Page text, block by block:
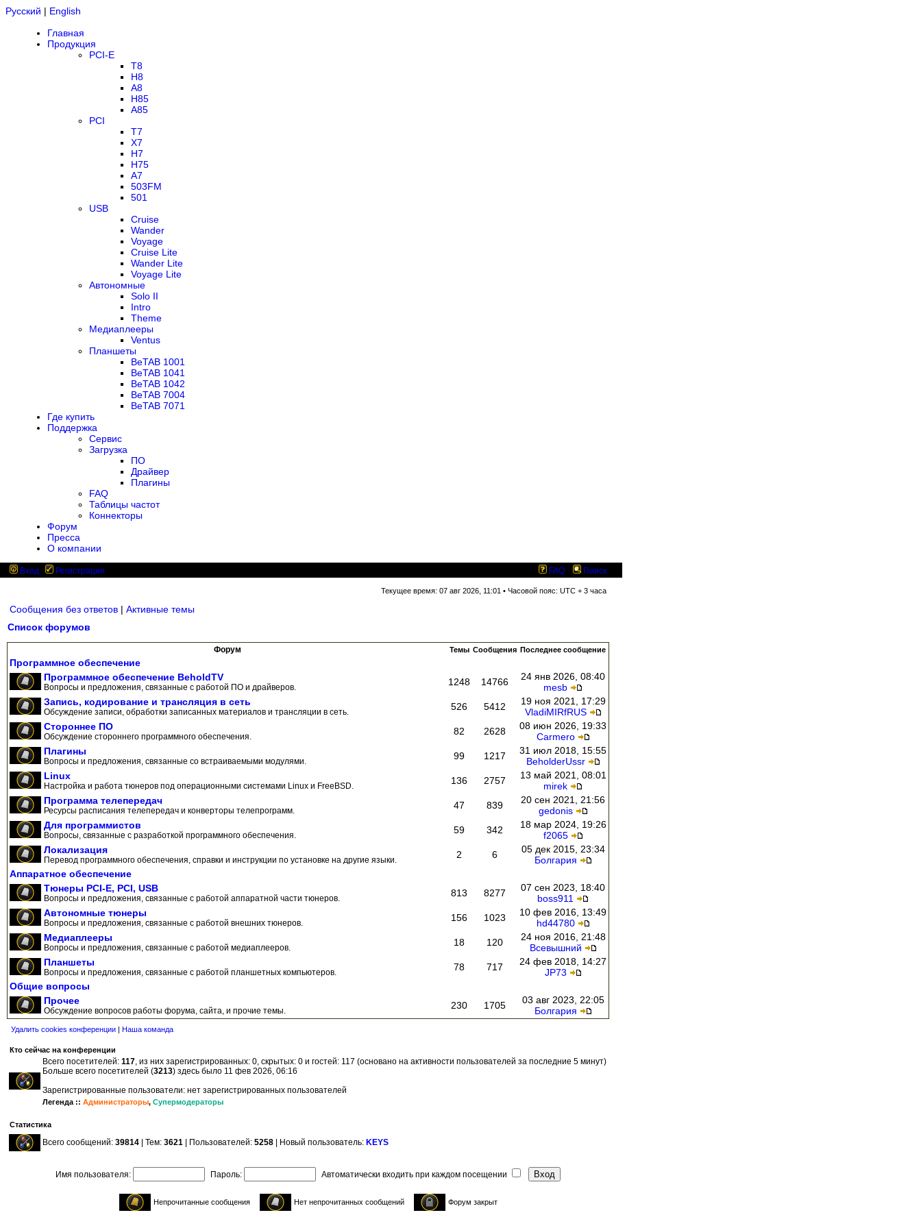
Русский | English
Главная
Продукция
PCI-E
T8
H8
A8
H85
A85
PCI
T7
X7
H7
H75
A7
503FM
501
USB
Cruise
Wander
Voyage
Cruise Lite
Wander Lite
Voyage Lite
Автономные
Solo II
Intro
Theme
Медиаплееры
Ventus
Планшеты
BeTAB 1001
BeTAB 1041
BeTAB 1042
BeTAB 7004
BeTAB 7071
Где купить
Поддержка
Сервис
Загрузка
ПО
Драйвер
Плагины
FAQ
Таблицы частот
Коннекторы
Форум
Пресса
О компании
Вход Регистрация FAQ Поиск
Текущее время: 07 авг 2026, 11:01 • Часовой пояс: UTC + 3 часа
Сообщения без ответов | Активные темы
Список форумов
Форум Темы Сообщения Последнее сообщение
Программное обеспечение
Программное обеспечение BeholdTV
Вопросы и предложения, связанные с работой ПО и драйверов. 1248 14766
24 янв 2026, 08:40
mesb
Запись, кодирование и трансляция в сеть
Обсуждение записи, обработки записанных материалов и трансляции в сеть. 526 5412
19 ноя 2021, 17:29
VladiMIRfRUS
Стороннее ПО
Обсуждение стороннего программного обеспечения. 82 2628
08 июн 2026, 19:33
Carmero
Плагины
Вопросы и предложения, связанные со встраиваемыми модулями. 99 1217
31 июл 2018, 15:55
BeholderUssr
Linux
Настройка и работа тюнеров под операционными системами Linux и FreeBSD. 136 2757
13 май 2021, 08:01
mirek
Программа телепередач
Ресурсы расписания телепередач и конверторы телепрограмм. 47 839
20 сен 2021, 21:56
gedonis
Для программистов
Вопросы, связанные с разработкой программного обеспечения. 59 342
18 мар 2024, 19:26
f2065
Локализация
Перевод программного обеспечения, справки и инструкции по установке на другие языки. 2 6
05 дек 2015, 23:34
Болгария
Аппаратное обеспечение
Тюнеры PCI-E, PCI, USB
Вопросы и предложения, связанные с работой аппаратной части тюнеров. 813 8277
07 сен 2023, 18:40
boss911
Автономные тюнеры
Вопросы и предложения, связанные с работой внешних тюнеров. 156 1023
10 фев 2016, 13:49
hd44780
Медиаплееры
Вопросы и предложения, связанные с работой медиаплееров. 18 120
24 ноя 2016, 21:48
Всевышний
Планшеты
Вопросы и предложения, связанные с работой планшетных компьютеров. 78 717
24 фев 2018, 14:27
JP73
Общие вопросы
Прочее
Обсуждение вопросов работы форума, сайта, и прочие темы. 230 1705
03 авг 2023, 22:05
Болгария
Удалить cookies конференции | Наша команда
Кто сейчас на конференции
Всего посетителей: 117, из них зарегистрированных: 0, скрытых: 0 и гостей: 117 (основано на активности пользователей за последние 5 минут)
Больше всего посетителей (3213) здесь было 11 фев 2026, 06:16
Зарегистрированные пользователи: нет зарегистрированных пользователей
Легенда :: Администраторы, Супермодераторы
Статистика
Всего сообщений: 39814 | Тем: 3621 | Пользователей: 5258 | Новый пользователь: KEYS
Имя пользователя: Пароль: Автоматически входить при каждом посещении
Непрочитанные сообщения Нет непрочитанных сообщений Форум закрыт